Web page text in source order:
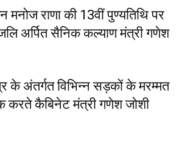
राणा की 13वीं पुण्यतिथि पर
अर्पित सैनिक कल्याण मंत्री गणेश
के अंतर्गत विभिन्न सड़कों के मरम्मत
करते कैबिनेट मंत्री गणेश जोशी